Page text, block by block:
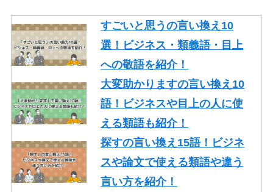
すごいと思うの言い換え10
選！ビジネス・類義語・目上
への敬語を紹介！
大変助かりますの言い換え10
語！ビジネスや目上の人に使
える類語も紹介！
探すの言い換え15語！ビジネ
スや論文で使える類語や違う
言い方を紹介！